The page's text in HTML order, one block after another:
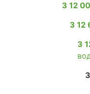
3 12
3 12
3